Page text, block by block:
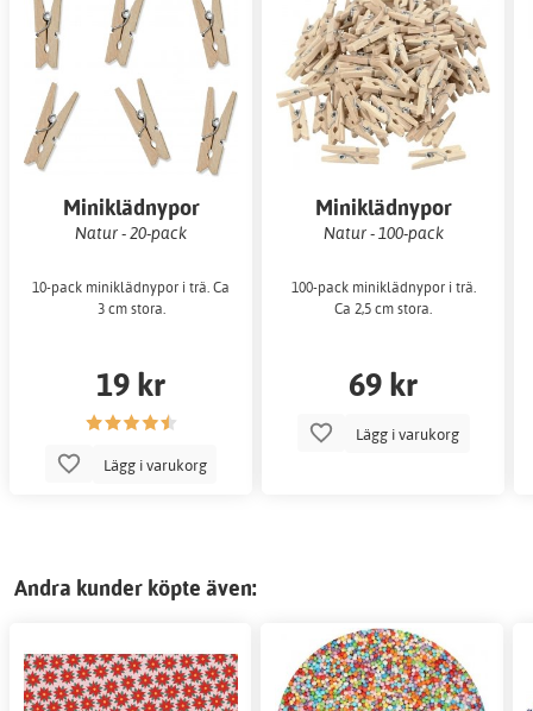
Miniklädnypor
Natur - 20-pack
10-pack miniklädnypor i trä. Ca
3 cm stora.
19 kr
Lägg i varukorg
Miniklädnypor
Natur - 100-pack
100-pack miniklädnypor i trä.
Ca 2,5 cm stora.
69 kr
Lägg i varukorg
Andra kunder köpte även: